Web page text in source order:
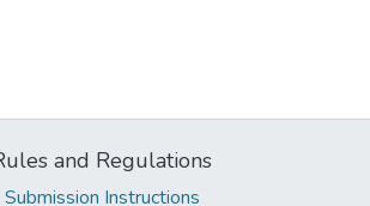
and Regulations
Submission Instructions